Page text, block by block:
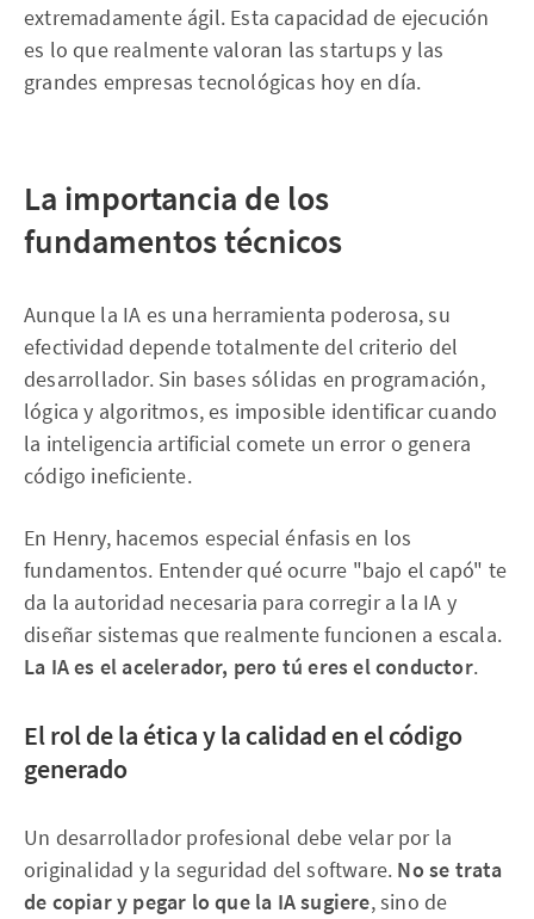
extremadamente ágil. Esta capacidad de ejecución
es lo que realmente valoran las startups y las
grandes empresas tecnológicas hoy en día.
La importancia de los
fundamentos técnicos
Aunque la IA es una herramienta poderosa, su
efectividad depende totalmente del criterio del
desarrollador. Sin bases sólidas en programación,
lógica y algoritmos, es imposible identificar cuando
la inteligencia artificial comete un error o genera
código ineficiente.
En Henry, hacemos especial énfasis en los
fundamentos. Entender qué ocurre "bajo el capó" te
da la autoridad necesaria para corregir a la IA y
diseñar sistemas que realmente funcionen a escala.
La IA es el acelerador, pero tú eres el conductor.
El rol de la ética y la calidad en el código
generado
Un desarrollador profesional debe velar por la
originalidad y la seguridad del software. No se trata
de copiar y pegar lo que la IA sugiere, sino de